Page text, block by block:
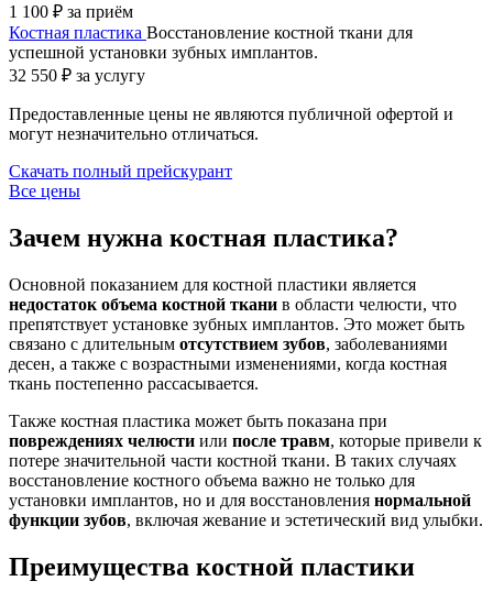
1 100 ₽ за приём
Костная пластика Восстановление костной ткани для
успешной установки зубных имплантов.
32 550 ₽ за услугу
Предоставленные цены не являются публичной офертой и
могут незначительно отличаться.
Скачать полный прейскурант
Все цены
Зачем нужна костная пластика?
Основной показанием для костной пластики является
недостаток объема костной ткани в области челюсти, что
препятствует установке зубных имплантов. Это может быть
связано с длительным отсутствием зубов, заболеваниями
десен, а также с возрастными изменениями, когда костная
ткань постепенно рассасывается.
Также костная пластика может быть показана при
повреждениях челюсти или после травм, которые привели к
потере значительной части костной ткани. В таких случаях
восстановление костного объема важно не только для
установки имплантов, но и для восстановления нормальной
функции зубов, включая жевание и эстетический вид улыбки.
Преимущества костной пластики